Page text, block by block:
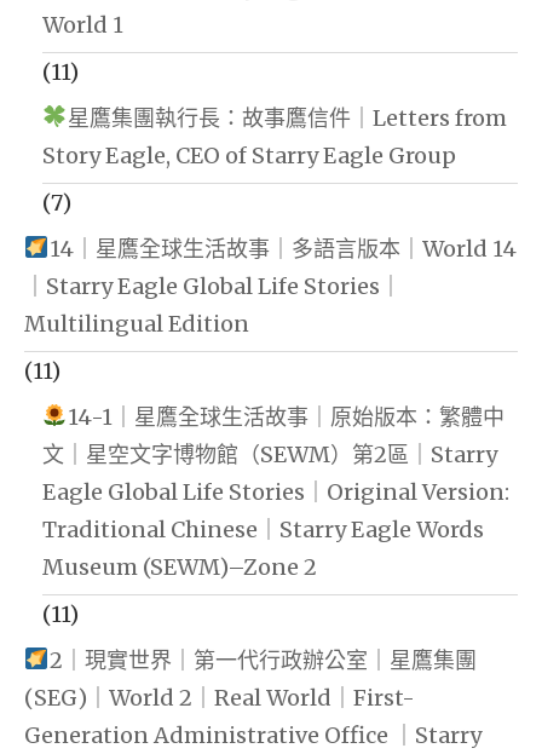
World 1
(11)
星鷹集團執行長：故事鷹信件｜Letters from
Story Eagle, CEO of Starry Eagle Group
(7)
14｜星鷹全球生活故事｜多語言版本｜World 14
｜Starry Eagle Global Life Stories｜
Multilingual Edition
(11)
14-1｜星鷹全球生活故事｜原始版本：繁體中
文｜星空文字博物館（SEWM）第2區｜Starry
Eagle Global Life Stories｜Original Version:
Traditional Chinese｜Starry Eagle Words
Museum (SEWM)–Zone 2
(11)
2｜現實世界｜第一代行政辦公室｜星鷹集團
(SEG)｜World 2｜Real World｜First-
Generation Administrative Office ｜Starry